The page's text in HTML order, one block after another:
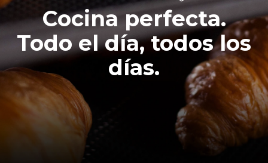
Cocina perfecta.
Todo el día, todos los
días.